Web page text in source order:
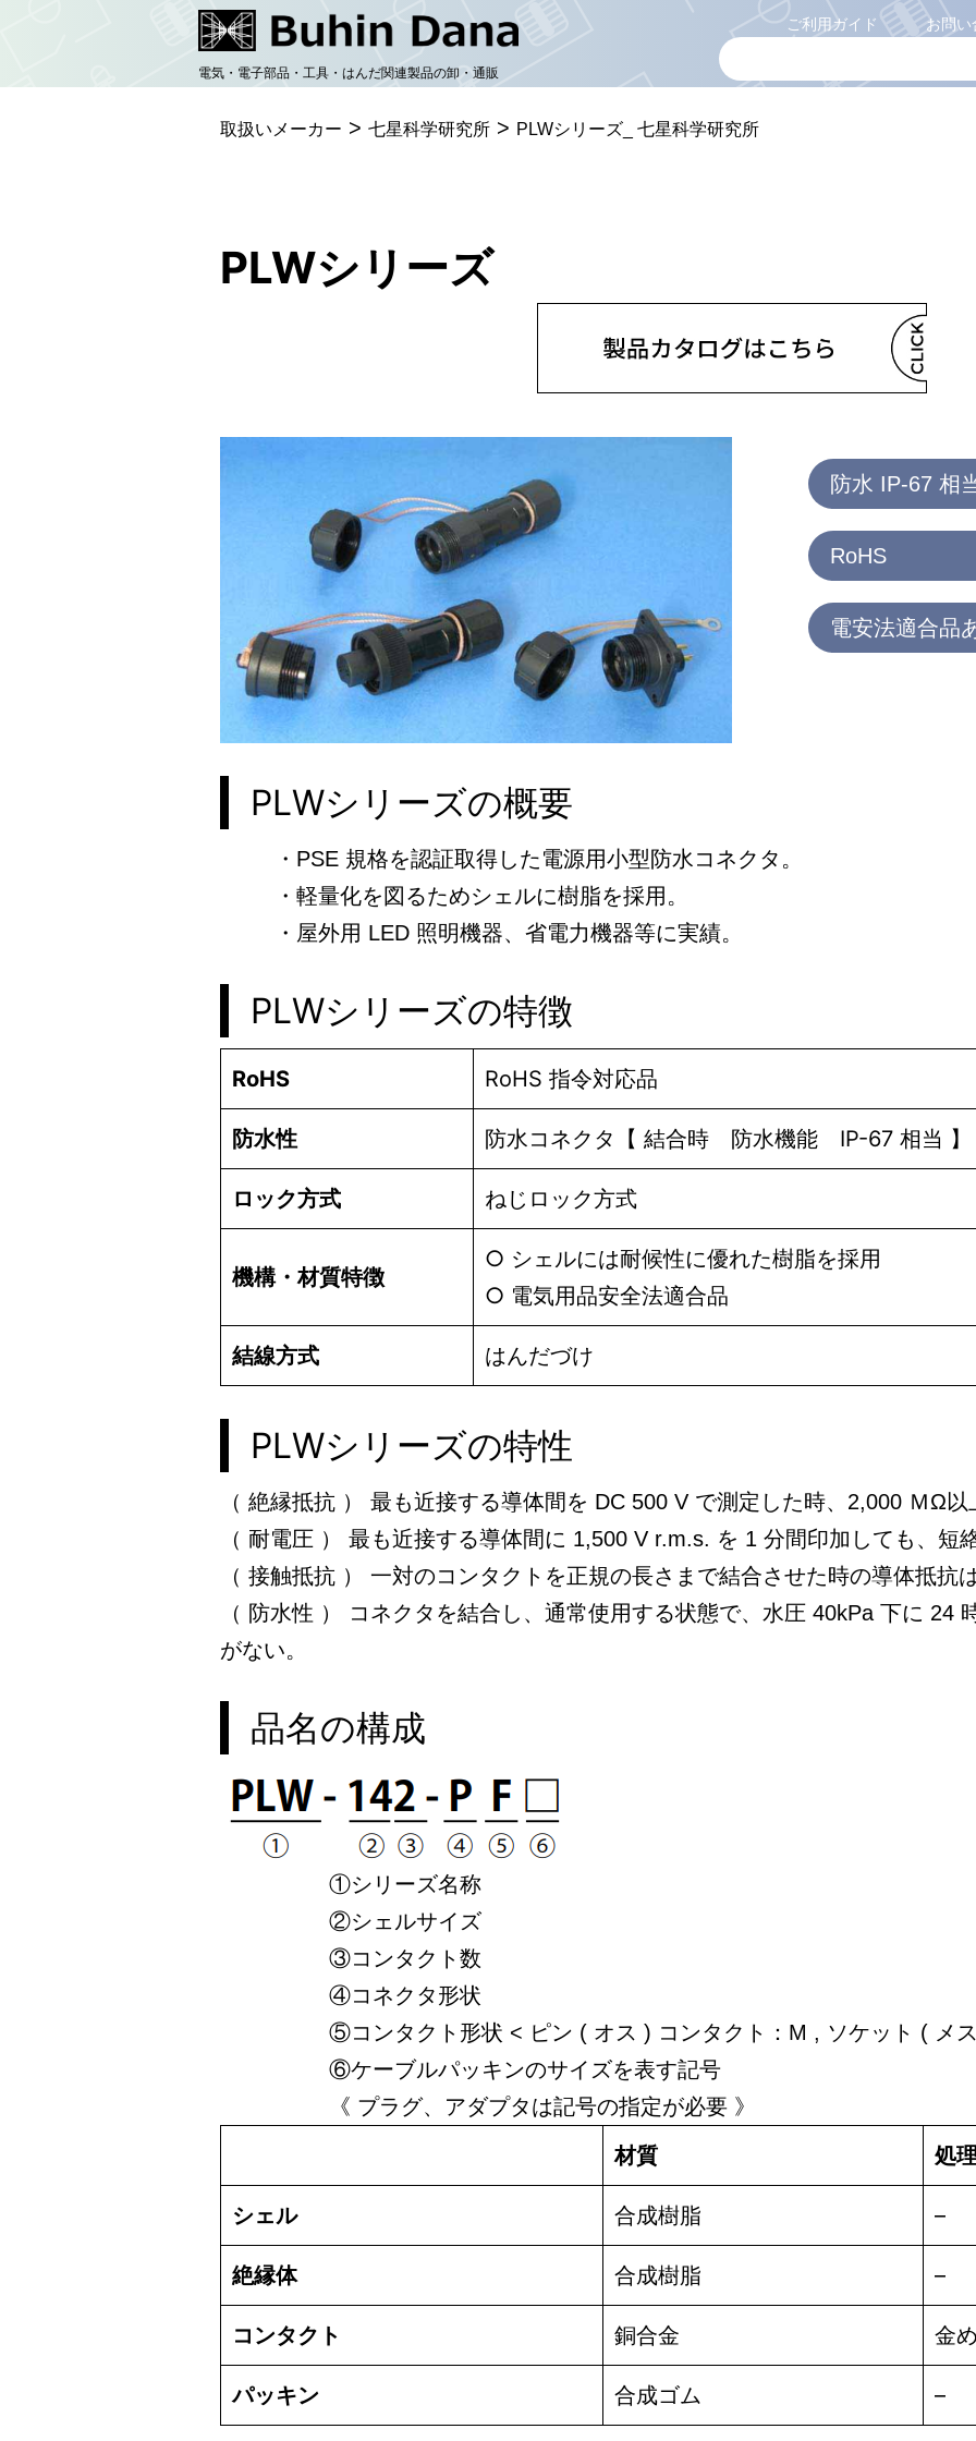
テ
電気・電子部品・工具・はんだ関連製品の卸・通販
ご利用ガイド お問い
取扱いメーカー > 七星科学研究所 > PLWシリーズ_ 七星科学研究所
PLWシリーズ
防水 IP-67 相
RoHS
電安法適合品
PLWシリーズの概要
・PSE 規格を認証取得した電源用小型防水コネクタ。
・軽量化を図るためシェルに樹脂を採用。
・屋外用 LED 照明機器、省電力機器等に実績。
PLWシリーズの特徴
RoHS RoHS 指令対応品
防水性 防水コネクタ【 結合時 防水機能 IP-67 相当
ロック方式 ねじロック方式
機構・材質特徴
○ シェルには耐候性に優れた樹脂を採用
○ 電気用品安全法適合品
結線方式 はんだづけ
PLWシリーズの特性
（ 絶縁抵抗 ） 最も近接する導体間を DC 500 V で測定した時、2,000 ＭΩ以
（ 耐電圧 ） 最も近接する導体間に 1,500 V r.m.s. を 1 分間印加しても、短
（ 接触抵抗 ） 一対のコンタクトを正規の長さまで結合させた時の導体抵抗
（ 防水性 ） コネクタを結合し、通常使用する状態で、水圧 40kPa 下に 24
がない。
品名の構成
①シリーズ名称
②シェルサイズ
③コンタクト数
④コネクタ形状
⑤コンタクト形状 < ピン ( オス ) コンタクト：M , ソケット ( メ
⑥ケーブルパッキンのサイズを表す記号
《 プラグ、アダプタは記号の指定が必要 》
材質 処
シェル 合成樹脂 –
絶縁体 合成樹脂 –
コンタクト 銅合金 金
パッキン 合成ゴム –